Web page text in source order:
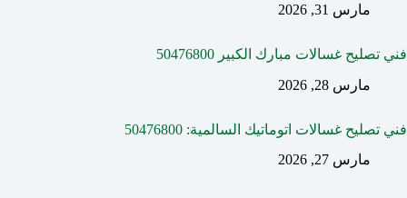
مارس 31, 2026
فني تصليح غسالات مبارك الكبير 50476800
مارس 28, 2026
فني تصليح غسالات اتوماتيك السالمية: 50476800
مارس 27, 2026